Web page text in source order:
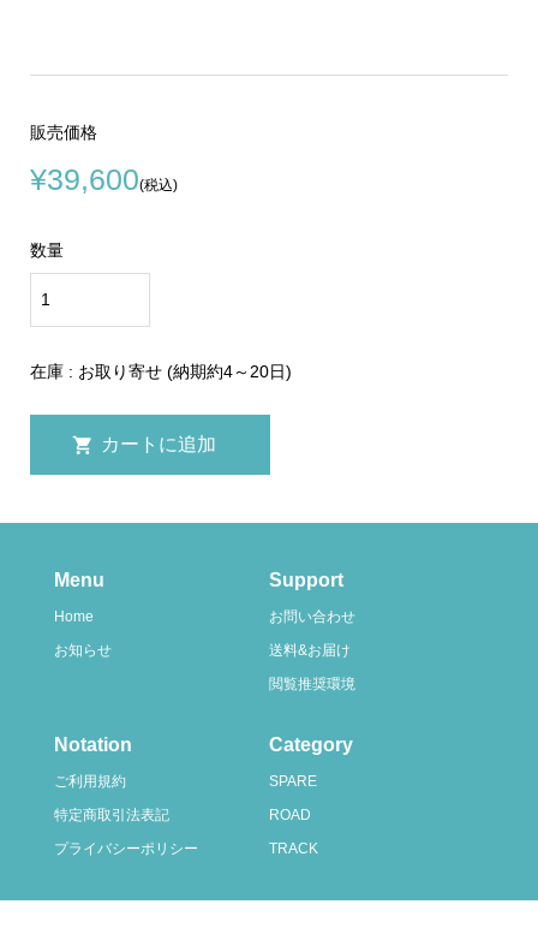
販売価格
¥39,600(税込)
数量
在庫 : お取り寄せ (納期約4～20日)
Menu
Home
お知らせ
Support
お問い合わせ
送料&お届け
閲覧推奨環境
Notation
ご利用規約
特定商取引法表記
プライバシーポリシー
Category
SPARE
ROAD
TRACK